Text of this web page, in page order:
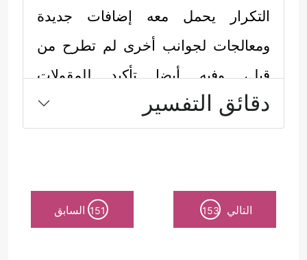
التكرار يحمل معه إضافات جديدة
ومعالجات لجوانب أخرى لم تطرح من
قبل، وفيه أيضا تأكيد للمقولات
والمقدّمات الجوهرية التي ينبغي
استحضارها في كل مرة، أما المسائل
فهي:
أولًا: تجزئة الإيمان كفر، وهذا هو مدخل
دقائق التفسير
التالي 153
151 السابق